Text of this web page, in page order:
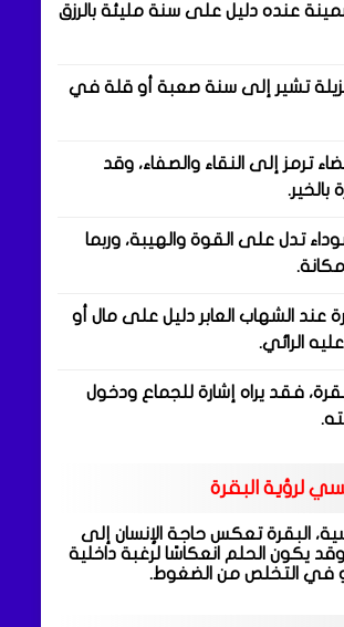
عنده دليل على سنة مليئة بالرزق
تشير إلى سنة صعبة أو قلة في
ترمز إلى النقاء والصفاء، وقد
بالخير.
تدل على القوة والهيبة، وربما
عند الشهاب العابر دليل على مال أو
الرائي.
فقد يراه إشارة للجماع ودخول
لرؤية البقرة
البقرة تعكس حاجة الإنسان إلى
وقد يكون الحلم انعكاسًا لرغبة داخلية
في التخلص من الضغوط.